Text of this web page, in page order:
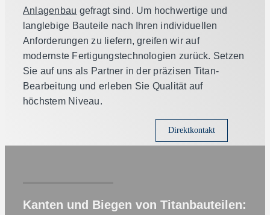
Direktkontakt
Anlagenbau gefragt sind. Um hochwertige und
langlebige Bauteile nach Ihren individuellen
Anforderungen zu liefern, greifen wir auf
modernste Fertigungstechnologien zurück. Setzen
Sie auf uns als Partner in der präzisen Titan-
Bearbeitung und erleben Sie Qualität auf
höchstem Niveau.
Kanten und Biegen von Titanbauteilen: